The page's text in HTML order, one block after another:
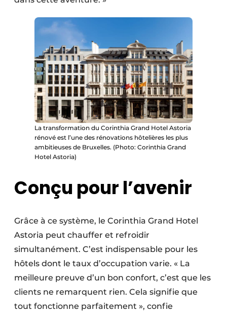
La transformation du Corinthia Grand Hotel Astoria
rénové est l’une des rénovations hôtelières les plus
ambitieuses de Bruxelles. (Photo: Corinthia Grand
Hotel Astoria)
Conçu pour l’avenir
Grâce à ce système, le Corinthia Grand Hotel
Astoria peut chauffer et refroidir
simultanément. C’est indispensable pour les
hôtels dont le taux d’occupation varie. « La
meilleure preuve d’un bon confort, c’est que les
clients ne remarquent rien. Cela signifie que
tout fonctionne parfaitement », confie